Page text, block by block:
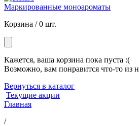
Маркированные моноароматы
Корзина /0 шт.
Кажется, ваша корзина пока пуста :(
Возможно, вам понравится что-то из
Вернуться в каталог
Текущие акции
Главная
/